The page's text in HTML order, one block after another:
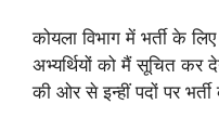
कोयला विभाग में भर्ती के
अभ्यर्थियों को मैं सूचित कर
की ओर से इन्हीं पदों पर भर्ती